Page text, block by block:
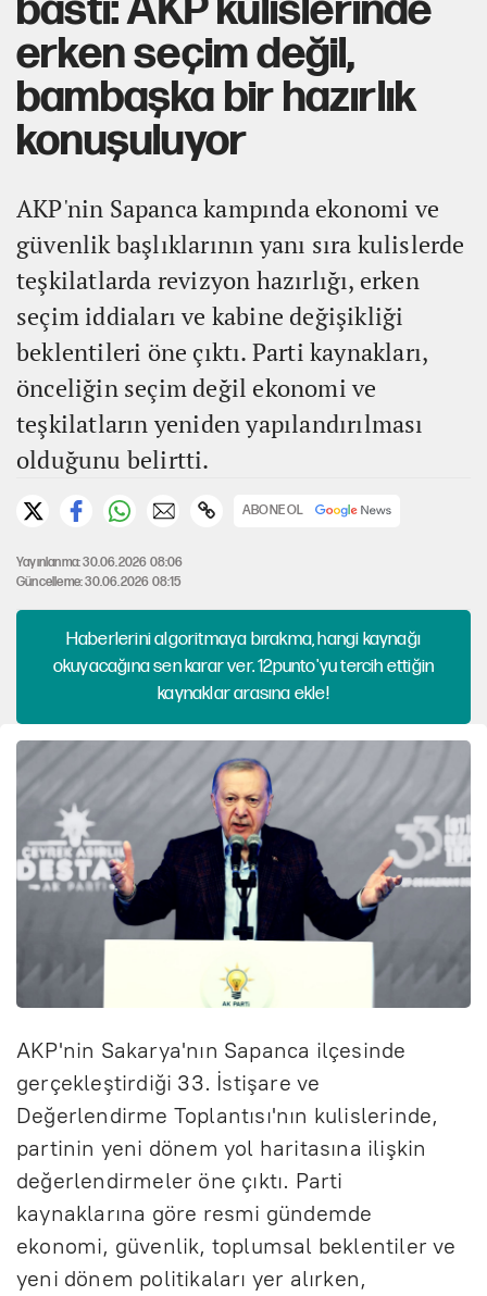
bastı: AKP kulislerinde
erken seçim değil,
bambaşka bir hazırlık
konuşuluyor
AKP'nin Sapanca kampında ekonomi ve
güvenlik başlıklarının yanı sıra kulislerde
teşkilatlarda revizyon hazırlığı, erken
seçim iddiaları ve kabine değişikliği
beklentileri öne çıktı. Parti kaynakları,
önceliğin seçim değil ekonomi ve
teşkilatların yeniden yapılandırılması
olduğunu belirtti.
ABONE OL
Yayınlanma: 30.06.2026 08:06
Güncelleme: 30.06.2026 08:15
Haberlerini algoritmaya bırakma, hangi kaynağı
okuyacağına sen karar ver. 12punto'yu tercih ettiğin
kaynaklar arasına ekle!
AKP'nin Sakarya'nın Sapanca ilçesinde
gerçekleştirdiği 33. İstişare ve
Değerlendirme Toplantısı'nın kulislerinde,
partinin yeni dönem yol haritasına ilişkin
değerlendirmeler öne çıktı. Parti
kaynaklarına göre resmi gündemde
ekonomi, güvenlik, toplumsal beklentiler ve
yeni dönem politikaları yer alırken,